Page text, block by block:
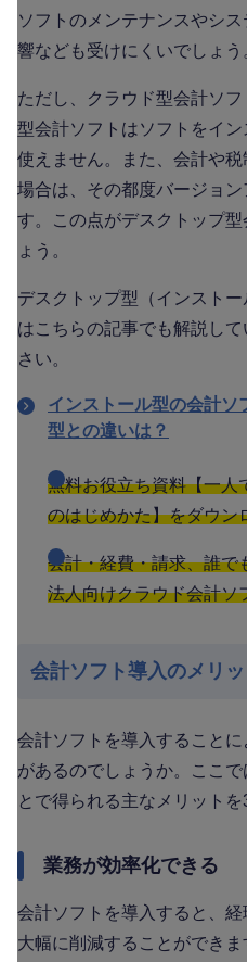
ソフトのメンテナンスやシ
響なども受けにくいでしょう
ただし、クラウド型会計ソ
型会計ソフトはソフトをイ
使えません。また、会計や
場合は、その都度バージョ
す。この点がデスクトップ
ょう。
デスクトップ型（インスト
はこちらの記事でも解説し
さい。
インストール型の会計ソ
型との違いは？
無料お役立ち資料【一人
のはじめかた】をダウン
会計・経費・請求、誰で
法人向けクラウド会計ソ
会計ソフト導入のメリッ
会計ソフトを導入すること
があるのでしょうか。ここ
とで得られる主なメリットを
業務が効率化できる
会計ソフトを導入すると、
大幅に削減することができ